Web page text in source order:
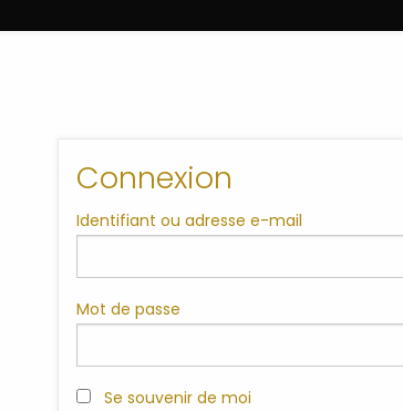
Connexion
Identifiant ou adresse e-mail
Mot de passe
Se souvenir de moi